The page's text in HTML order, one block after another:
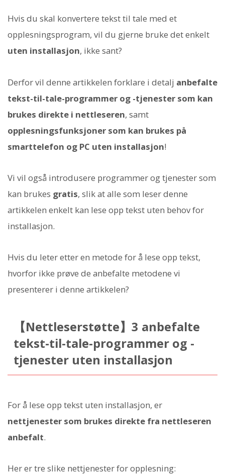
Hvis du skal konvertere tekst til tale med et
opplesningsprogram, vil du gjerne bruke det enkelt
uten installasjon, ikke sant?
Derfor vil denne artikkelen forklare i detalj anbefalte
tekst-til-tale-programmer og -tjenester som kan
brukes direkte i nettleseren, samt
opplesningsfunksjoner som kan brukes på
smarttelefon og PC uten installasjon!
Vi vil også introdusere programmer og tjenester som
kan brukes gratis, slik at alle som leser denne
artikkelen enkelt kan lese opp tekst uten behov for
installasjon.
Hvis du leter etter en metode for å lese opp tekst,
hvorfor ikke prøve de anbefalte metodene vi
presenterer i denne artikkelen?
【Nettleserstøtte】3 anbefalte
tekst-til-tale-programmer og -
tjenester uten installasjon
For å lese opp tekst uten installasjon, er
nettjenester som brukes direkte fra nettleseren
anbefalt.
Her er tre slike nettjenester for opplesning: